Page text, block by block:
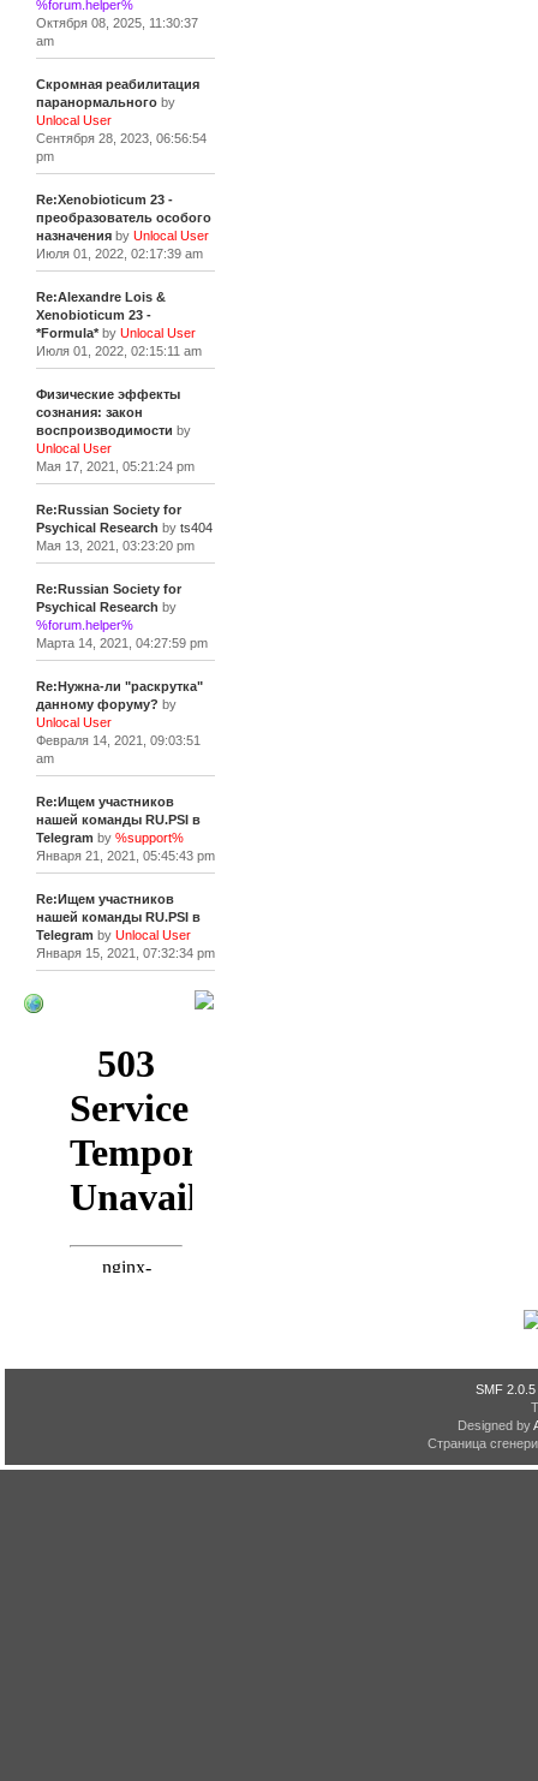
%forum.helper%
Октября 08, 2025, 11:30:37
am
Скромная реабилитация
паранормальногоby
Unlocal User
Сентября 28, 2023, 06:56:54
pm
Re:Xenobioticum 23 -
преобразователь особого
назначенияby Unlocal User
Июля 01, 2022, 02:17:39 am
Re:Alexandre Lois &
Xenobioticum 23 -
*Formula*by Unlocal User
Июля 01, 2022, 02:15:11 am
Физические эффекты
сознания: закон
воспроизводимости by
Unlocal User
Мая 17, 2021, 05:21:24 pm
Re:Russian Society for
Psychical Research by ts404
Мая 13, 2021, 03:23:20 pm
Re:Russian Society for
Psychical Research by
%forum.helper%
Марта 14, 2021, 04:27:59 pm
Re:Нужна-ли "раскрутка"
данному форуму? by
Unlocal User
Февраля 14, 2021, 09:03:51
am
Re:Ищем участников
нашей команды RU.PSI в
Telegram by %support%
Января 21, 2021, 05:45:43 pm
Re:Ищем участников
нашей команды RU.PSI в
Telegram by Unlocal User
Января 15, 2021, 07:32:34 pm
SMF 2.0.5
Designed by
Страница